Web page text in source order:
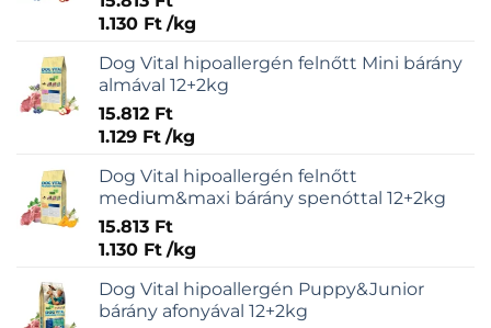
1.130 Ft /kg
Dog Vital hipoallergén felnőtt Mini bárány
almával 12+2kg
15.812 Ft
1.129 Ft /kg
Dog Vital hipoallergén felnőtt
medium&maxi bárány spenóttal 12+2kg
15.813 Ft
1.130 Ft /kg
Dog Vital hipoallergén Puppy&Junior
bárány afonyával 12+2kg